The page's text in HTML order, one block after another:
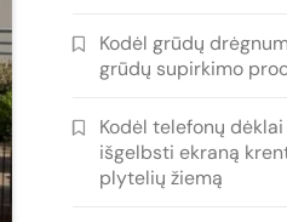
Kodėl grūdų
grūdų supirkimo
Kodėl telefonų
išgelbsti ekraną
plytelių žiemą